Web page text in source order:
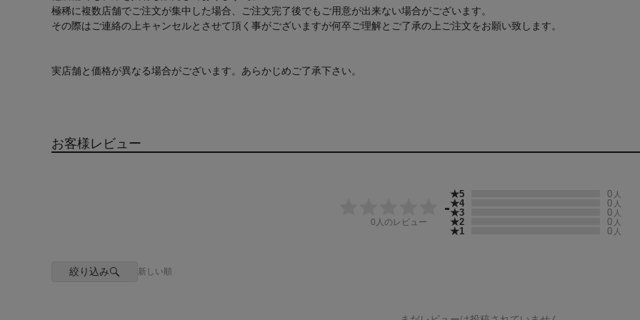
極稀に複数店舗でご注文が集中した場合、ご注文完了後でもご用意が出来ない場合がございます。
その際はご連絡の上キャンセルとさせて頂く事がございますが何卒ご理解とご了承の上ご注文をお願い致します。
実店舗と価格が異なる場合がございます。あらかじめご了承下さい。
お客様レビュー
-
0 人のレビュー
★5 0 人
★4 0 人
★3 0 人
★2 0 人
★1 0 人
絞り込み 新しい順